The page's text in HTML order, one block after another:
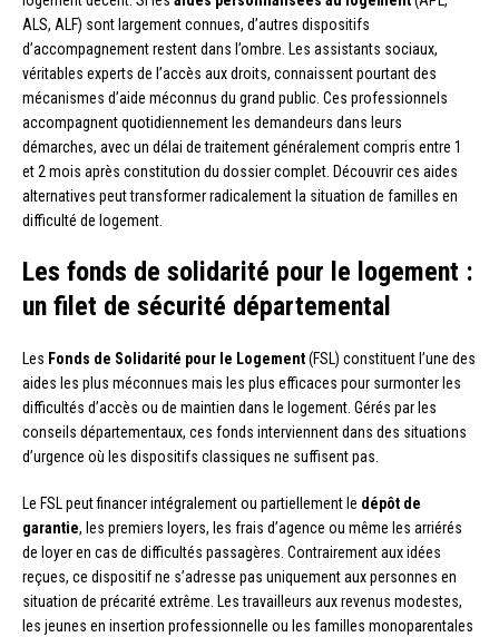
ALS, ALF) sont largement connues, d’autres dispositifs
d’accompagnement restent dans l’ombre. Les assistants sociaux,
véritables experts de l’accès aux droits, connaissent pourtant des
mécanismes d’aide méconnus du grand public. Ces professionnels
accompagnent quotidiennement les demandeurs dans leurs
démarches, avec un délai de traitement généralement compris entre 1
et 2 mois après constitution du dossier complet. Découvrir ces aides
alternatives peut transformer radicalement la situation de familles en
difficulté de logement.
Les fonds de solidarité pour le logement :
un filet de sécurité départemental
Les Fonds de Solidarité pour le Logement(FSL) constituent l’une des
aides les plus méconnues mais les plus efficaces pour surmonter les
difficultés d’accès ou de maintien dans le logement. Gérés par les
conseils départementaux, ces fonds interviennent dans des situations
d’urgence où les dispositifs classiques ne suffisent pas.
Le FSL peut financer intégralement ou partiellement le dépôt de
garantie, les premiers loyers, les frais d’agence ou même les arriérés
de loyer en cas de difficultés passagères. Contrairement aux idées
reçues, ce dispositif ne s’adresse pas uniquement aux personnes en
situation de précarité extrême. Les travailleurs aux revenus modestes,
les jeunes en insertion professionnelle ou les familles monoparentales